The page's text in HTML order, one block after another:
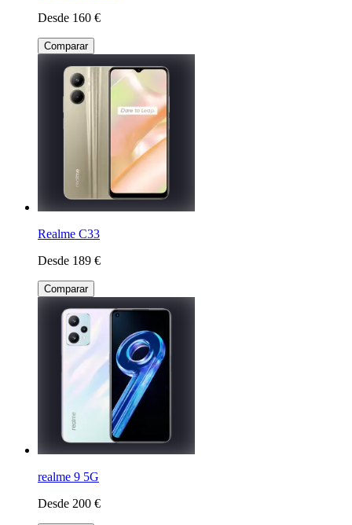
Desde 160 €
Comparar
Realme C33
Desde 189 €
Comparar
realme 9 5G
Desde 200 €